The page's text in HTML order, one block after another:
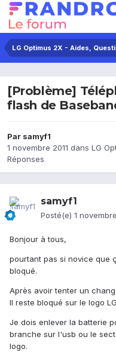
LG Optimus 2X - Aides,
[Problème]
flash de
Par samyf1
1 novembre 2011 dans LG
Réponses
samyf1
Posté(e) 1
Bonjour à tous,
pourtant pas si novice que
bloqué.
Après avoir tenter un
Il reste bloqué sur le logo
Je dois enlever la batterie
branche sur l'usb ou le
logo.